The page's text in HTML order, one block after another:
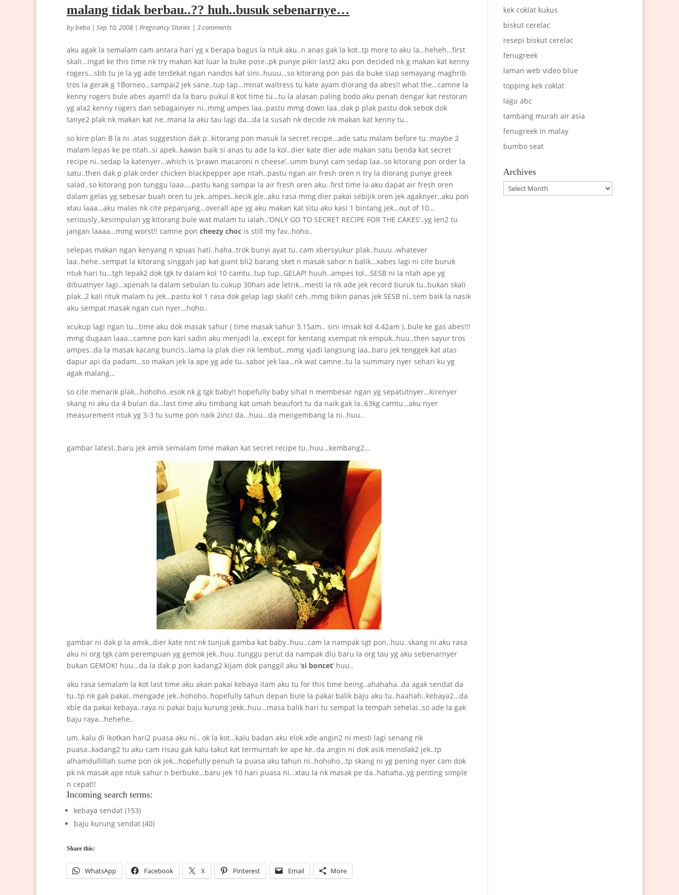
malang tidak berbau..?? huh..busuk sebenarnye…
bybeba | Sep 10, 2008 | Pregnancy Stories | 3 comments
aku agak la semalam cam antara hari yg x berapa bagus la ntuk aku..n anas gak la kot..tp more to aku la…heheh…first
skali…ingat ke this time nk try makan kat luar la buke pose..pk punye pikir last2 aku pon decided nk g makan kat kenny
rogers…sbb tu je la yg ade terdekat ngan nandos kat sini..huuu…so kitorang pon pas da buke siap semayang maghrib
tros la gerak g 1Borneo…sampai2 jek sane..tup tap…minat waitress tu kate ayam diorang da abes!! what the…camne la
kenny rogers bule abes ayam!! da la baru pukul 8 kot time tu…tu la alasan paling bodo aku penah dengar kat restoran
yg ala2 kenny rogers dan sebagainyer ni..mmg ampes laa..pastu mmg down laa..dak p plak pastu dok sebok dok
tanye2 plak nk makan kat ne..mana la aku tau lagi da…da la susah nk decide nk makan kat kenny tu..
so kire plan B la ni..atas suggestion dak p..kitorang pon masuk la secret recipe…ade satu malam before tu..maybe 2
malam lepas ke pe ntah..si apek..kawan baik si anas tu ade la kol..dier kate dier ade makan satu benda kat secret
recipe ni..sedap la katenyer…which is ‘prawn macaroni n cheese’..umm bunyi cam sedap laa..so kitorang pon order la
satu..then dak p plak order chicken blackpepper ape ntah..pastu ngan air fresh oren n try la diorang punye greek
salad..so kitorang pon tunggu laaa….pastu kang sampai la air fresh oren aku..first time la aku dapat air fresh oren
dalam gelas yg sebesar buah oren tu jek..ampes..kecik gle..aku rasa mmg dier pakai sebijik oren jek agaknyer..aku pon
xtau laaa…aku malas nk cite pepanjang…overall ape yg aku makan kat situ aku kasi 1 bintang jek…out of 10…
seriously..kesimpulan yg kitorang bule wat malam tu ialah..’ONLY GO TO SECRET RECIPE FOR THE CAKES’..yg len2 tu
jangan laaaa…mmg worst!! camne pon cheezy choc is still my fav..hoho..
selepas makan ngan kenyang n xpuas hati..haha..trok bunyi ayat tu..cam xbersyukur plak..huuu..whatever
laa..hehe..sempat la kitorang singgah jap kat giant bli2 barang sket n masak sahor n balik…xabes lagi ni cite buruk
ntuk hari tu…tgh lepak2 dok tgk tv dalam kol 10 camtu..tup tup..GELAP! huuh..ampes tol…SESB ni la ntah ape yg
dibuatnyer lagi…xpenah la dalam sebulan tu cukup 30hari ade letrik…mesti la nk ade jek record buruk tu..bukan skali
plak..2 kali ntuk malam tu jek…pastu kol 1 rasa dok gelap lagi skali! ceh..mmg bikin panas jek SESB ni..sem baik la nasik
aku sempat masak ngan cun nyer…hoho..
xcukup lagi ngan tu…time aku dok masak sahur ( time masak sahur 3.15am.. sini imsak kol 4.42am )..bule ke gas abes!!!
mmg dugaan laaa…camne pon kari sadin aku menjadi la..except for kentang xsempat nk empuk..huu..then sayur tros
ampes..da la masak kacang buncis..lama la plak dier nk lembut…mmg xjadi langsung laa..baru jek tenggek kat atas
dapur api da padam…so makan jek la ape yg ade tu..sabor jek laa…nk wat camne..tu la summary nyer sehari ku yg
agak malang…
so cite menarik plak…hohoho..esok nk g tgk baby!! hopefully baby sihat n membesar ngan yg sepatutnyer…kirenyer
skang ni aku da 4 bulan da…last time aku timbang kat umah beaufort tu da naik gak la..63kg camtu…aku nyer
measurement ntuk yg 3-3 tu sume pon naik 2inci da…huu…da mengembang la ni..huu..
gambar latest..baru jek amik semalam time makan kat secret recipe tu..huu…kembang2…
gambar ni dak p la amik..dier kate nnt nk tunjuk gamba kat baby..huu..cam la nampak sgt pon..huu..skang ni aku rasa
aku ni org tgk cam perempuan yg gemok jek..huu..tunggu perut da nampak dlu baru la org tau yg aku sebenarnyer
bukan GEMOK! huu…da la dak p pon kadang2 kijam dok panggil aku ‘si boncet‘ huu..
aku rasa semalam la kot last time aku akan pakai kebaya itam aku tu for this time being..ahahaha..da agak sendat da
tu..tp nk gak pakai..mengade jek..hohoho..hopefully tahun depan bule la pakai balik baju aku tu..haahah..kebaya2…da
xble da pakai kebaya..raya ni pakai baju kurung jekk..huu…masa balik hari tu sempat la tempah sehelai..so ade la gak
baju raya…hehehe..
um..kalu di ikotkan hari2 puasa aku ni.. ok la kot…kalu badan aku elok xde angin2 ni mesti lagi senang nk
puasa..kadang2 tu aku cam risau gak kalu takut kat termuntah ke ape ke..da angin ni dok asik menolak2 jek..tp
alhamdullillah sume pon ok jek…hopefully penuh la puasa aku tahun ni..hohoho…tp skang ni yg pening nyer cam dok
pk nk masak ape ntuk sahur n berbuke…baru jek 10 hari puasa ni…xtau la nk masak pe da..hahaha..yg penting simple
n cepat!!
Incoming search terms:
kebaya sendat (153)
baju kurung sendat (40)
Share this:
WhatsApp Facebook X Pinterest Email More
kek coklat kukus
biskut cerelac
resepi biskut cerelac
fenugreek
laman web video blue
topping kek coklat
lagu abc
tambang murah air asia
fenugreek in malay
bumbo seat
Archives
Archives